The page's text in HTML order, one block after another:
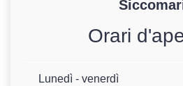
Orari
Lunedì - venerdì